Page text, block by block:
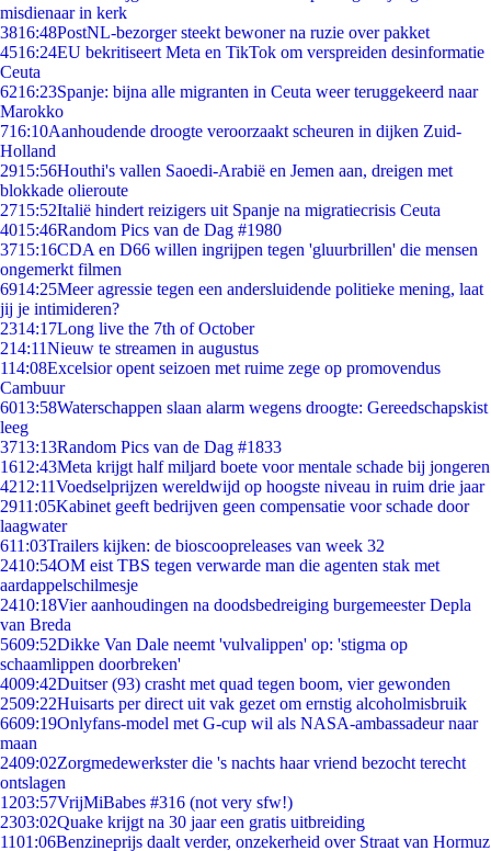
misdienaar in kerk
3816:48PostNL-bezorger steekt bewoner na ruzie over pakket
4516:24EU bekritiseert Meta en TikTok om verspreiden desinformatie
Ceuta
6216:23Spanje: bijna alle migranten in Ceuta weer teruggekeerd naar
Marokko
716:10Aanhoudende droogte veroorzaakt scheuren in dijken Zuid-
Holland
2915:56Houthi's vallen Saoedi-Arabië en Jemen aan, dreigen met
blokkade olieroute
2715:52Italië hindert reizigers uit Spanje na migratiecrisis Ceuta
4015:46Random Pics van de Dag #1980
3715:16CDA en D66 willen ingrijpen tegen 'gluurbrillen' die mensen
ongemerkt filmen
6914:25Meer agressie tegen een andersluidende politieke mening, laat
jij je intimideren?
2314:17Long live the 7th of October
214:11Nieuw te streamen in augustus
114:08Excelsior opent seizoen met ruime zege op promovendus
Cambuur
6013:58Waterschappen slaan alarm wegens droogte: Gereedschapskist
leeg
3713:13Random Pics van de Dag #1833
1612:43Meta krijgt half miljard boete voor mentale schade bij jongeren
4212:11Voedselprijzen wereldwijd op hoogste niveau in ruim drie jaar
2911:05Kabinet geeft bedrijven geen compensatie voor schade door
laagwater
611:03Trailers kijken: de bioscoopreleases van week 32
2410:54OM eist TBS tegen verwarde man die agenten stak met
aardappelschilmesje
2410:18Vier aanhoudingen na doodsbedreiging burgemeester Depla
van Breda
5609:52Dikke Van Dale neemt 'vulvalippen' op: 'stigma op
schaamlippen doorbreken'
4009:42Duitser (93) crasht met quad tegen boom, vier gewonden
2509:22Huisarts per direct uit vak gezet om ernstig alcoholmisbruik
6609:19Onlyfans-model met G-cup wil als NASA-ambassadeur naar
maan
2409:02Zorgmedewerkster die 's nachts haar vriend bezocht terecht
ontslagen
1203:57VrijMiBabes #316 (not very sfw!)
2303:02Quake krijgt na 30 jaar een gratis uitbreiding
1101:06Benzineprijs daalt verder, onzekerheid over Straat van Hormuz